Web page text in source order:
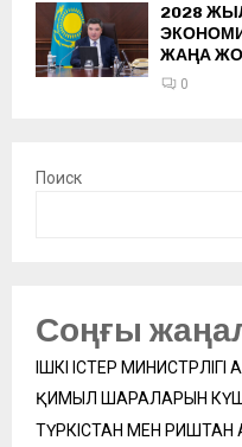
2028
ЖАҢА
0
Поиск
Соңғы
ІШКІ ІСТЕР
ҚИМЫЛ ШАРАЛАРЫН
ТҮРКІСТАН МЕН